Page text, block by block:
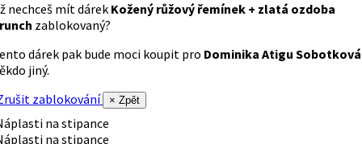
nechceš mít dárek Kožený růžový řemínek + zlatá ozdoba
zablokovaný?
dárek pak bude moci koupit pro Dominika Atigu Sobotková
jiný.
zablokování
× Zpět